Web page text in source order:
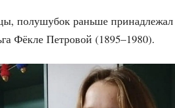
полу­шу­бок рань­ше
Фёк­ле Пет­ро­вой (1895–1980).